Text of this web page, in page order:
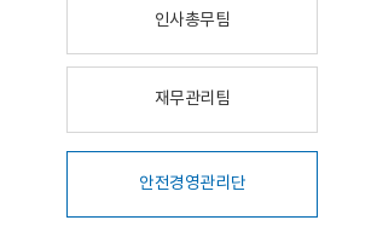
인사총무팀
재무관리팀
안전경영관리단